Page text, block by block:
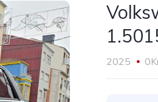
2025